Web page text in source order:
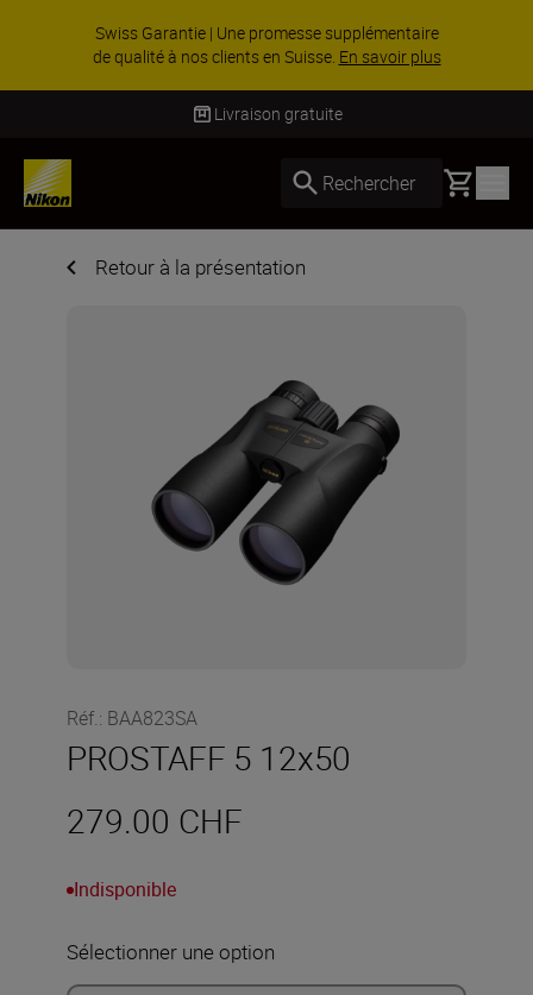
Swiss Garantie | Une promesse supplémentaire
de qualité à nos clients en Suisse.En savoir plus
Livraison gratuite
Rechercher Basket
Retour à la présentation
Réf.: BAA823SA
PROSTAFF 5 12x50
279.00 CHF
Indisponible
Sélectionner une option